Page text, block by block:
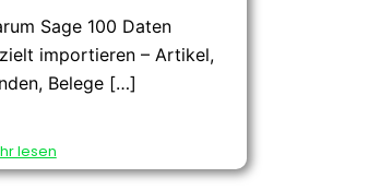
Sage 100 Daten
importieren – Artikel,
Belege […]
lesen